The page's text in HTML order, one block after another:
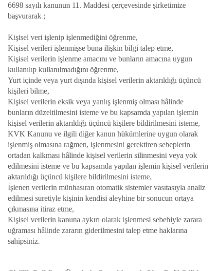
6698 sayılı kanunun 11. Maddesi çerçevesinde şirketimize
başvurarak ;
Kişisel veri işlenip işlenmediğini öğrenme,
Kişisel verileri işlenmişse buna ilişkin bilgi talep etme,
Kişisel verilerin işlenme amacını ve bunların amacına uygun
kullanılıp kullanılmadığını öğrenme,
Yurt içinde veya yurt dışında kişisel verilerin aktarıldığı üçüncü
kişileri bilme,
Kişisel verilerin eksik veya yanlış işlenmiş olması hâlinde
bunların düzeltilmesini isteme ve bu kapsamda yapılan işlemin
kişisel verilerin aktarıldığı üçüncü kişilere bildirilmesini isteme,
KVK Kanunu ve ilgili diğer kanun hükümlerine uygun olarak
işlenmiş olmasına rağmen, işlenmesini gerektiren sebeplerin
ortadan kalkması hâlinde kişisel verilerin silinmesini veya yok
edilmesini isteme ve bu kapsamda yapılan işlemin kişisel verilerin
aktarıldığı üçüncü kişilere bildirilmesini isteme,
İşlenen verilerin münhasıran otomatik sistemler vasıtasıyla analiz
edilmesi suretiyle kişinin kendisi aleyhine bir sonucun ortaya
çıkmasına itiraz etme,
Kişisel verilerin kanuna aykırı olarak işlenmesi sebebiyle zarara
uğraması hâlinde zararın giderilmesini talep etme haklarına
sahipsiniz.